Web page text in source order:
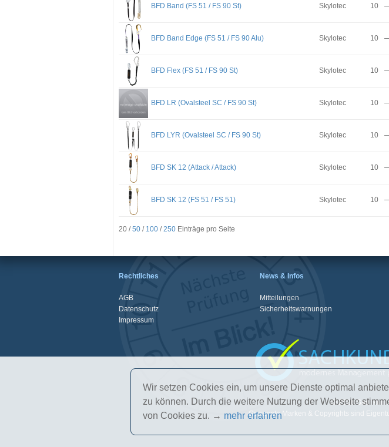
BFD Band (FS 51 / FS 90 St) Skylotec 10
BFD Band Edge (FS 51 / FS 90 Alu) Skylotec 10
BFD Flex (FS 51 / FS 90 St) Skylotec 10
BFD LR (Ovalsteel SC / FS 90 St) Skylotec 10
BFD LYR (Ovalsteel SC / FS 90 St) Skylotec 10
BFD SK 12 (Attack / Attack) Skylotec 10
BFD SK 12 (FS 51 / FS 51) Skylotec 10
20 /50 / 100 /250 Einträge pro Seite
Rechtliches
AGB
Datenschutz
Impressum
News & Infos
Mitteilungen
Sicherheitswarnungen
© 2026
Genannte Marken & Copyrights sind
Wir setzen Cookies ein, um unsere Dienste optimal
zu können. Durch die weitere Nutzung der Webseite
von Cookies zu. → mehr erfahren